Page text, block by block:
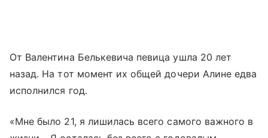
От Валентина Белькевича певица ушла 20 лет
назад. На тот момент их общей дочери Алине едва
исполнился год.
«Мне было 21, я лишилась всего самого важного в